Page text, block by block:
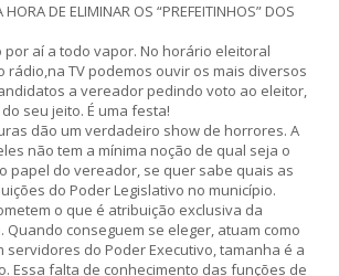
HORA DE ELIMINAR OS “PREFEITINHOS” DOS
por aí a todo vapor. No horário eleitoral
rádio,na TV podemos ouvir os mais diversos
a vereador pedindo voto ao eleitor,
seu jeito. É uma festa!
dão um verdadeiro show de horrores. A
não tem a mínima noção de qual seja o
papel do vereador, se quer sabe quais as
do Poder Legislativo no município.
o que é atribuição exclusiva da
Quando conseguem se eleger, atuam como
servidores do Poder Executivo, tamanha é a
Essa falta de conhecimento das funções de